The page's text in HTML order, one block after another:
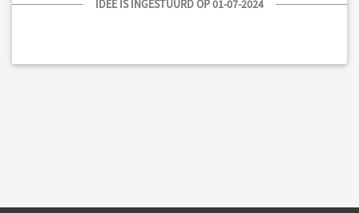
IDEE IS INGESTUURD OP 01-07-2024